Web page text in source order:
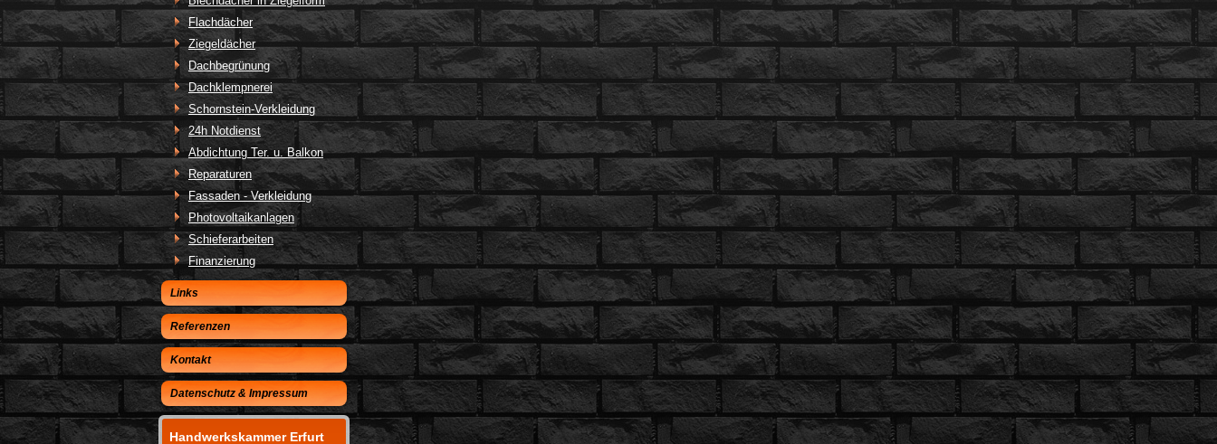
Flachdächer
Ziegeldächer
Dachbegrünung
Dachklempnerei
Schornstein-Verkleidung
24h Notdienst
Abdichtung Ter. u. Balkon
Reparaturen
Fassaden - Verkleidung
Photovoltaikanlagen
Schieferarbeiten
Finanzierung
Links
Referenzen
Kontakt
Datenschutz & Impressum
Handwerkskammer Erfurt